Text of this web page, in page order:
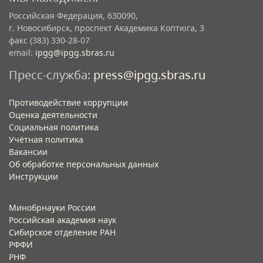
Российская Федерация, 630090,
г. Новосибирск, проспект Академика Коптюга, 3
факс (383) 330-28-07
email: ipgg@ipgg.sbras.ru
Пресс-служба: press@ipgg.sbras.ru
Противодействие коррупции
Оценка деятельности
Социальная политика
Учётная политика​
Вакансии​
Об обработке персональных данных​
Инструкции​
Минобрнауки России
Российская академия наук
Сибирское отделение РАН
РФФИ
РНФ